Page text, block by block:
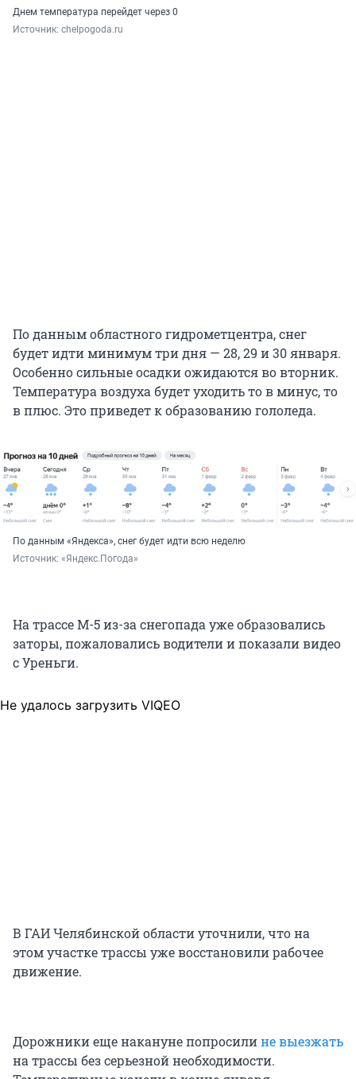
Днем температура перейдет через 0
Источник: chelpogoda.ru
По данным областного гидрометцентра, снег
будет идти минимум три дня — 28, 29 и 30 января.
Особенно сильные осадки ожидаются во вторник.
Температура воздуха будет уходить то в минус, то
в плюс. Это приведет к образованию гололеда.
По данным «Яндекса», снег будет идти всю неделю
Источник: «Яндекс.Погода»
На трассе М-5 из-за снегопада уже образовались
заторы, пожаловались водители и показали видео
с Уреньги.
Не удалось загрузить VIQEO
В ГАИ Челябинской области уточнили, что на
этом участке трассы уже восстановили рабочее
движение.
Дорожники еще накануне попросилине выезжать
на трассы без серьезной необходимости.